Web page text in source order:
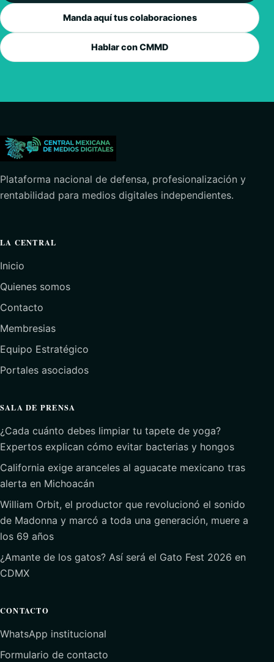
Manda aquí tus colaboraciones
Hablar con CMMD
Plataforma nacional de defensa, profesionalización y
rentabilidad para medios digitales independientes.
LA CENTRAL
Inicio
Quienes somos
Contacto
Membresias
Equipo Estratégico
Portales asociados
SALA DE PRENSA
¿Cada cuánto debes limpiar tu tapete de yoga?
Expertos explican cómo evitar bacterias y hongos
California exige aranceles al aguacate mexicano tras
alerta en Michoacán
William Orbit, el productor que revolucionó el sonido
de Madonna y marcó a toda una generación, muere a
los 69 años
¿Amante de los gatos? Así será el Gato Fest 2026 en
CDMX
CONTACTO
WhatsApp institucional
Formulario de contacto